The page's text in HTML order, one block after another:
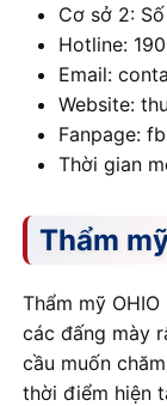
Cơ sở 2:
Hotline:
Email:
Website:
Fanpage:
Thời gian
Thẩm
Thẩm mỹ
các đấng mày
cầu muốn
thời điểm hiện